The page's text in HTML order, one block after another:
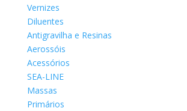
Vernizes
Diluentes
Antigravilha e Resinas
Aerossóis
Acessórios
SEA-LINE
Massas
Primários